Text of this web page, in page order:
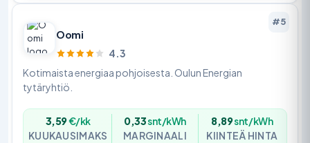
#5
Oomi
4.3
Kotimaista energiaa pohjoisesta. Oulun Energian
tytäryhtiö.
3,59€/kk
KUUKAUSIMAKS
0,33snt/kWh
MARGINAALI
8,89snt/kWh
KIINTEÄ HINTA